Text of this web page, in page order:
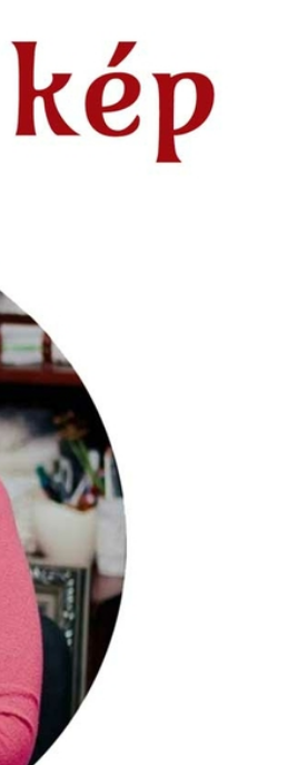
WORKSHOP